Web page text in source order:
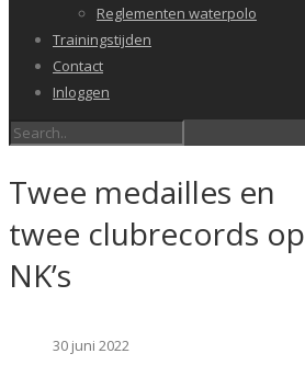
Reglementen waterpolo
Trainingstijden
Contact
Inloggen
Twee medailles en
twee clubrecords op
NK’s
30 juni 2022